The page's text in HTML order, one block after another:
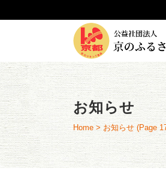
お知らせ
Home > お知らせ (Page